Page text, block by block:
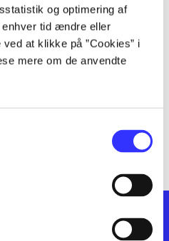
og optimering af
tid ændre eller
at klikke på ”Cookies” i
mere om de anvendte